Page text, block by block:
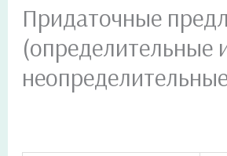
Придаточные
(определительные